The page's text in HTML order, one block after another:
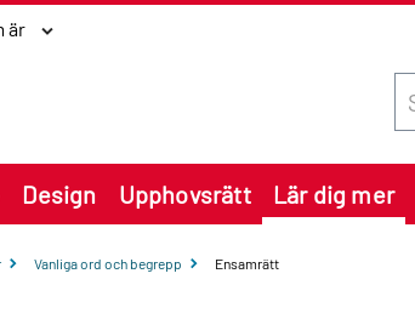
är
Design Upphovsrätt Lär dig mer
Vanliga ord och begrepp
Ensamrätt